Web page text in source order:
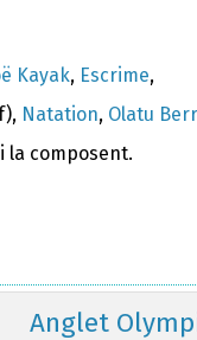
Kayak, Escrime,
Natation, Olatu
la composent.
Anglet